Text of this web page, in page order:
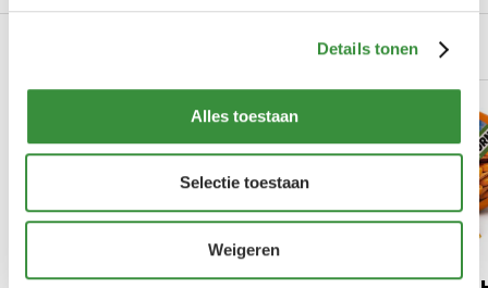
Details tonen
Alles toestaan
Selectie toestaan
Weigeren
Gerelateerde producten